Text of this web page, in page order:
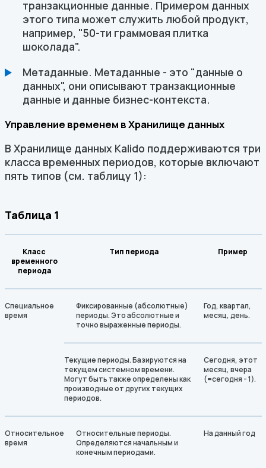
транзакционные данные. Примером данных
этого типа может служить любой продукт,
например, "50-ти граммовая плитка
шоколада".
Метаданные. Метаданные - это "данные о
данных", они описывают транзакционные
данные и данные бизнес-контекста.
Управление временем в Хранилище данных
В Хранилище данных Kalido поддерживаются три
класса временных периодов, которые включают
пять типов (см. таблицу 1):
Таблица 1
Класс
временного
периода
Тип периода Пример
Специальное
время
Фиксированные (абсолютные)
периоды. Это абсолютные и
точно выраженные периоды.
Год, квартал,
месяц, день.
Текущие периоды. Базируются на
текущем системном времени.
Могут быть также определены как
производные от других текущих
периодов.
Сегодня, этот
месяц, вчера
(=сегодня - 1).
Относительное
время
Относительные периоды.
Определяются начальным и
конечным периодами.
На данный год